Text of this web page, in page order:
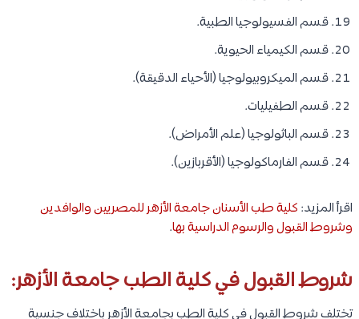
قسم الفسيولوجيا الطبية.
قسم الكيمياء الحيوية.
قسم الميكروبيولوجيا (الأحياء الدقيقة).
قسم الطفيليات.
قسم الباثولوجيا (علم الأمراض).
قسم الفارماكولوجيا (الأقربازين).
اقرأ المزيد: كلية طب الأسنان جامعة الأزهر للمصريين والوافدين
وشروط القبول والرسوم الدراسية بها.
شروط القبول في كلية الطب جامعة الأزهر:
تختلف شروط القبول في كلية الطب بجامعة الأزهر باختلاف جنسية